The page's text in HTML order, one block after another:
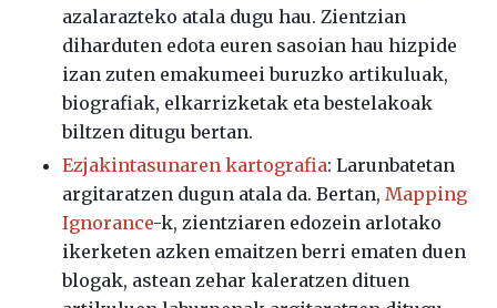
azalarazteko atala dugu hau. Zientzian
diharduten edota euren sasoian hau hizpide
izan zuten emakumeei buruzko artikuluak,
biografiak, elkarrizketak eta bestelakoak
biltzen ditugu bertan.
Ezjakintasunaren kartografia: Larunbatetan
argitaratzen dugun atala da. Bertan, Mapping
Ignorance-k, zientziaren edozein arlotako
ikerketen azken emaitzen berri ematen duen
blogak, astean zehar kaleratzen dituen